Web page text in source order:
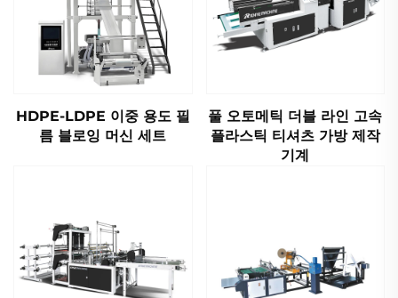
HDPE-LDPE 이중 용도 필
름 블로잉 머신 세트
풀 오토메틱 더블 라인 고속
플라스틱 티셔츠 가방 제작
기계